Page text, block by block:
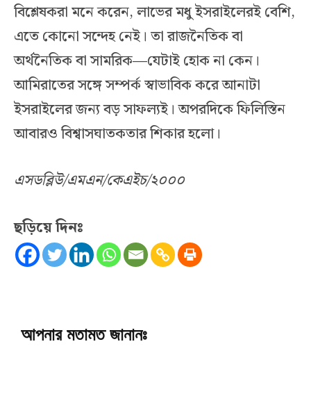
বিশ্লেষকরা মনে করেন, লাভের মধু ইসরাইলেরই বেশি,
এতে কোনো সন্দেহ নেই। তা রাজনৈতিক বা
অর্থনৈতিক বা সামরিক—যেটাই হোক না কেন।
আমিরাতের সঙ্গে সম্পর্ক স্বাভাবিক করে আনাটা
ইসরাইলের জন্য বড় সাফল্যই। অপরদিকে ফিলিস্তিন
আবারও বিশ্বাসঘাতকতার শিকার হলো।
এসডব্লিউ/এমএন/কেএইচ/২০০০
ছড়িয়ে দিনঃ
আপনার মতামত জানানঃ